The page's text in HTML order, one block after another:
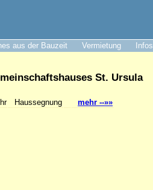
aus der Bauzeit Vermietung Infos
St. Ursula
Haussegnung mehr --»»